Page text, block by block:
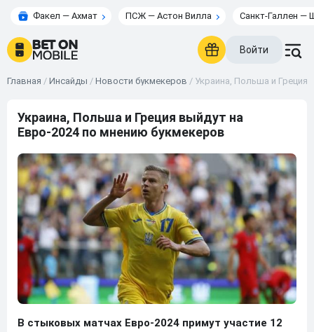
Факел — Ахмат ПСЖ — Астон Вилла Санкт-Галлен —
Войти
Главная / Инсайды / Новости букмекеров / Украина, Польша и Греция
Украина, Польша и Греция выйдут на
Евро-2024 по мнению букмекеров
В стыковых матчах Евро-2024 примут участие 12